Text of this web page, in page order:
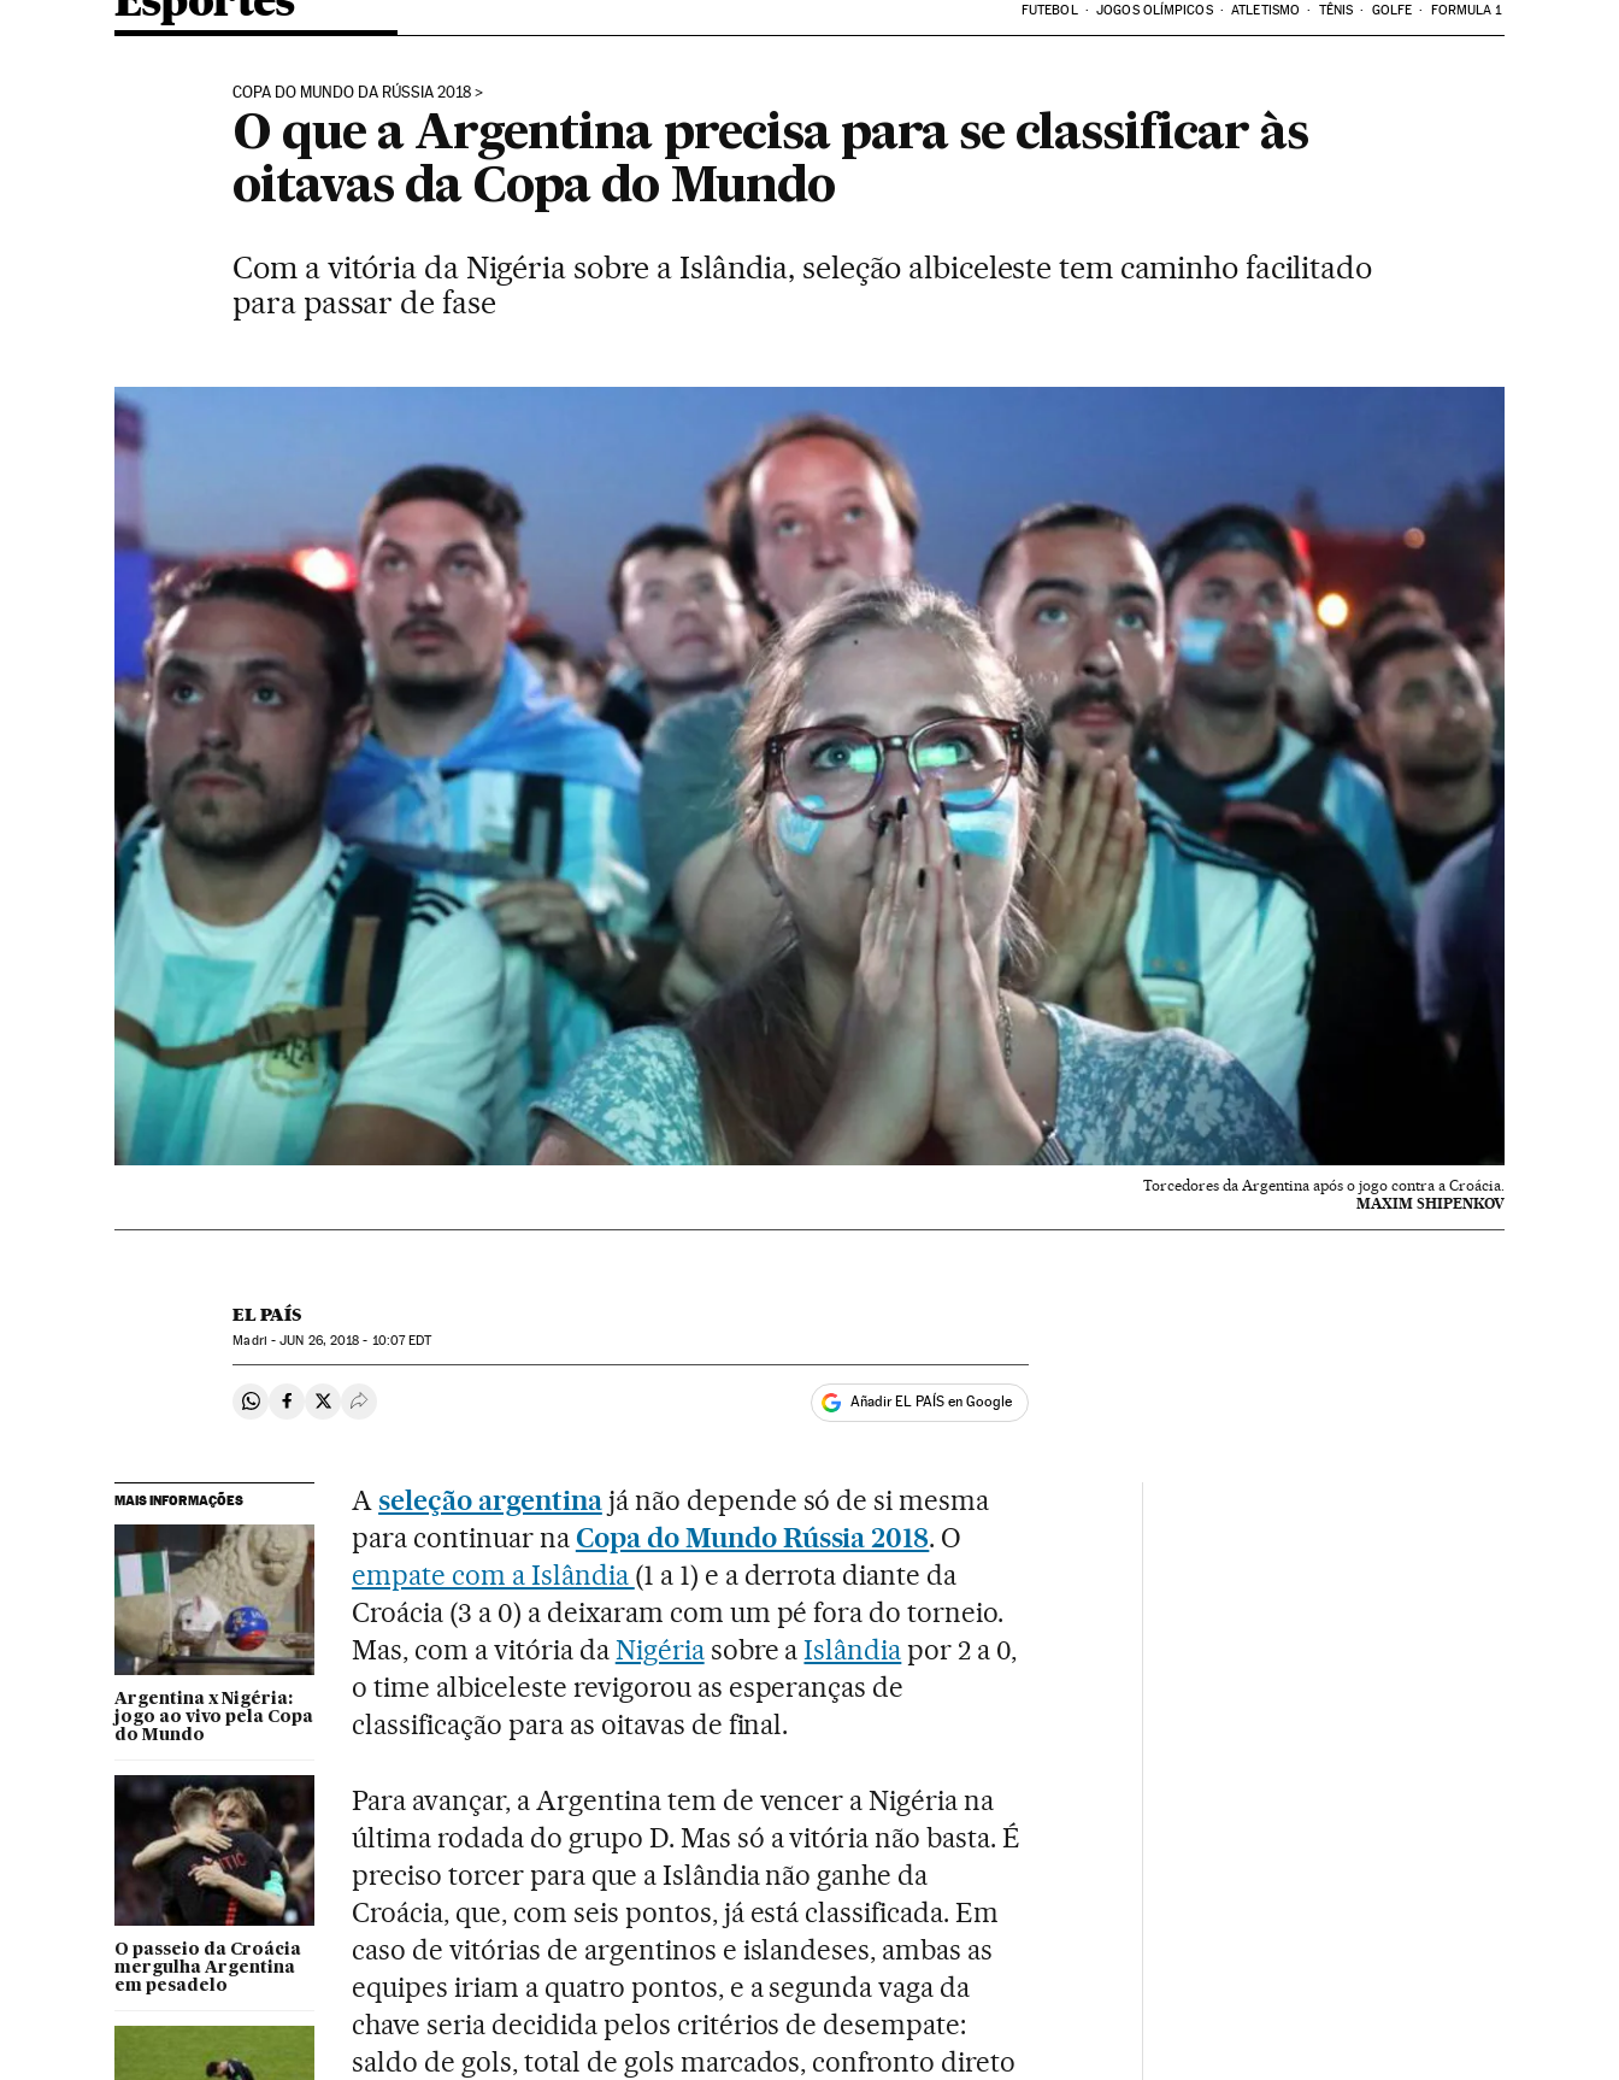
FUTEBOL JOGOS OLÍMPICOS ATLETISMO TÊNIS GOLFE FORMULA 1
COPA DO MUNDO DA RÚSSIA 2018
O que a Argentina precisa para se classificar às
oitavas da Copa do Mundo
Com a vitória da Nigéria sobre a Islândia, seleção albiceleste tem caminho facilitado
para passar de fase
Torcedores da Argentina após o jogo contra a Croácia.
MAXIM SHIPENKOV
EL PAÍS
Madri -JUN 26, 2018 - 10:07EDT
Compartir en Whatsapp
Compartir en Facebook
Compartir en Twitter
Desplegar Redes Sociales Añadir EL PAÍS en Google
MAIS INFORMAÇÕES
Argentina x Nigéria:
jogo ao vivo pela Copa
do Mundo
O passeio da Croácia
mergulha Argentina
em pesadelo
Aseleção argentinajá não depende só de si mesma
para continuar na Copa do Mundo Rússia 2018. O
empate com a Islândia (1 a 1) e a derrota diante da
Croácia (3 a 0) a deixaram com um pé fora do torneio.
Mas, com a vitória daNigériasobre aIslândiapor 2 a 0,
o time albiceleste revigorou as esperanças de
classificação para as oitavas de final.
Para avançar, a Argentina tem de vencer a Nigéria na
última rodada do grupo D. Mas só a vitória não basta. É
preciso torcer para que a Islândia não ganhe da
Croácia, que, com seis pontos, já está classificada. Em
caso de vitórias de argentinos e islandeses, ambas as
equipes iriam a quatro pontos, e a segunda vaga da
chave seria decidida pelos critérios de desempate:
saldo de gols, total de gols marcados, confronto direto